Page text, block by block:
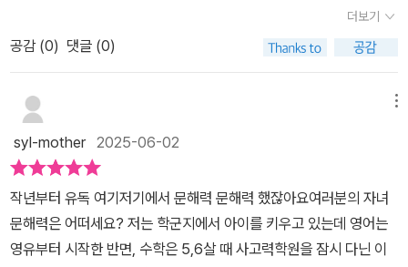
학습을 마무리 합니다.​​ ​​진짜 마무리는 쉬어가기에요! 미로찾기, 다른
그림찾기 등을 하며학습을 마무리 합니다. ^^​수학 문장제가 잘 와닿
지 않았고,아이들이 어렵게만 생각해서 어떻게 학습하면 좋을까 고민
이었는데, ​기적의 수학 문장제는절차대로 따라하기만 연습하기만 하
면풀이과정을 술술술 잘 풀어낼 수 있도록 만들어 해주는 것 같아요.^
^​여름방학동안 기적의 수학 문장제로수학 독해력 키우고 수학 문장
제 실력도 쑥쑥 키워보세요!
숙해져서 쉽고 빠르게 보고 넘어가는 경향이 많다. 진득하게 앉아서
생각하고 절차를 거쳐서 문제를 풀어보는 연습은 따로 하지 않으면
부터 연습하는 것이 중요하다고 생각한다.길벗스쿨 기적의 수학문장
제는 엄마들이 많이 찾는 초등수학문제집으로서 구성이 탄탄하고 다
양한 문제가 많이 수록되어 있어 다각도로 문제 해석하는 능력을 기
를 수가 있다. 또한 중간 중간에 쉬어가기 코너로 길찾기, 숨은그림찾
기, 조각지도 완성하기 등 창의력을 키워줄 수 있는 재밌는 코너가 있
어서 아이가 좋아한다.3학년 초등 수학 문장제 공부는 기적의수학문
적는 연습은 저학년인 지금부터 조금씩 한자씩 더 써가는 경험이 중
요하다고, 지금 번거롭고 싫다고 손 놓아 버리면 고학년이 되어서도
자기가 어떻게 답을 구했는지 과정은 설명하지 못한채 답만 덩그러니
내놓게 되어 수학을 힘들어 하기 쉽다고 선배맘들이 이야기를 하더라
을까 고민하다 길벗스쿨에서 수학 문장제 문제집이 학년별로 나온다
는 이야기를 듣고 1학년때 부터 기적의 수학 문장제 도서를 풀고 있어
요! 현재 2학년인 아이는 한문제 혹은 한쪽, 한장 을 꾸준히 풀다 보니
이제 문장으로된 문제가 나와도 가볍게 읽고 문제에 표시하는 정도는
자연스레 하게 되더라구요! 그만큼 기적의 수학 문장제 도서로 문제
더보기
공감 (0) 댓글 (0)
syl-mother2025-06-02
작년부터 유독 여기저기에서 문해력 문해력 했잖아요여러분의 자녀
문해력은 어떠세요? ​저는 학군지에서 아이를 키우고 있는데 영어는
영유부터 시작한 반면, 수학은 5,6살 때 사고력학원을 잠시 다닌 이